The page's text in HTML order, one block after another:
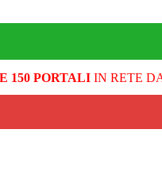
150 PORTALIIN RETE